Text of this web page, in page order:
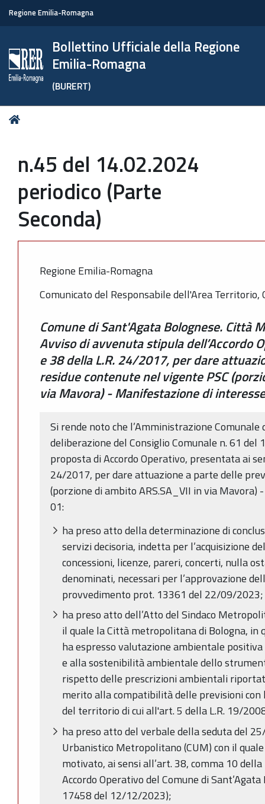
Regione Emilia-Romagna
Bollettino Ufficiale della Regione
Emilia-Romagna
(BURERT)
Tu
n.45 del 14.02.2024
periodico (Parte
Seconda)
Regione Emilia-Romagna
Comunicato del Responsabile dell'Area Territorio,
Comune di Sant'Agata Bolognese. Città
Avviso di avvenuta stipula dell’Accordo
e 38 della L.R. 24/2017, per dare
residue contenute nel vigente PSC
via Mavora) - Manifestazione di
Si rende noto che l’Amministrazione Comunale
deliberazione del Consiglio Comunale n. 61
proposta di Accordo Operativo, presentata ai
24/2017, per dare attuazione a parte delle
(porzione di ambito ARS.SA_VII in via
01:
ha preso atto della determinazione di
servizi decisoria, indetta per l’acquisizione
concessioni, licenze, pareri, concerti, nulla
denominati, necessari per l’approvazione
provvedimento prot. 13361 del 22/09/2023;
ha preso atto dell’Atto del Sindaco
il quale la Città metropolitana di Bologna,
ha espresso valutazione ambientale
e alla sostenibilità ambientale dello
rispetto delle prescrizioni ambientali
merito alla compatibilità delle previsioni con
del territorio di cui all'art. 5 della L.R. 19/
ha preso atto del verbale della seduta del
Urbanistico Metropolitano (CUM) con il
motivato, ai sensi all’art. 38, comma 10
Accordo Operativo del Comune di
17458 del 12/12/2023);